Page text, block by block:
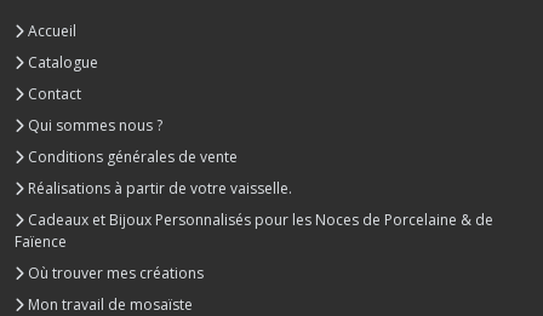
Accueil
Catalogue
Contact
Qui sommes nous ?
Conditions générales de vente
Réalisations à partir de votre vaisselle.
Cadeaux et Bijoux Personnalisés pour les Noces de Porcelaine & de
Faïence
Où trouver mes créations
Mon travail de mosaïste